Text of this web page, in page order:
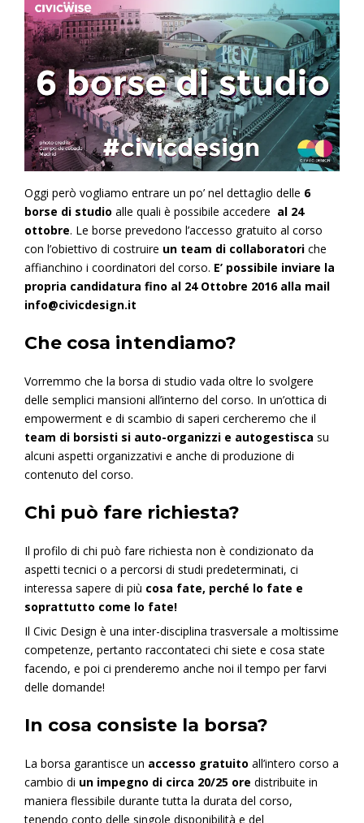
Oggi però vogliamo entrare un po’ nel dettaglio delle 6
borse di studio alle quali è possibile accedere al 24
ottobre. Le borse prevedono l’accesso gratuito al corso
con l’obiettivo di costruire un team di collaboratoriche
affianchino i coordinatori del corso. E’ possibile inviare la
propria candidatura fino al 24 Ottobre 2016 alla mail
info@civicdesign.it
Che cosa intendiamo?
Vorremmo che la borsa di studio vada oltre lo svolgere
delle semplici mansioni all’interno del corso. In un’ottica di
empowerment e di scambio di saperi cercheremo che il
team di borsisti si auto-organizzi e autogestisca su
alcuni aspetti organizzativi e anche di produzione di
contenuto del corso.
Chi può fare richiesta?
Il profilo di chi può fare richiesta non è condizionato da
aspetti tecnici o a percorsi di studi predeterminati, ci
interessa sapere di più cosa fate, perché lo fate e
soprattutto come lo fate!
Il Civic Design è una inter-disciplina trasversale a moltissime
competenze, pertanto raccontateci chi siete e cosa state
facendo, e poi ci prenderemo anche noi il tempo per farvi
delle domande!
In cosa consiste la borsa?
La borsa garantisce un accesso gratuito all’intero corso a
cambio di un impegno di circa 20/25 oredistribuite in
maniera flessibile durante tutta la durata del corso,
tenendo conto delle singole disponibilità e del